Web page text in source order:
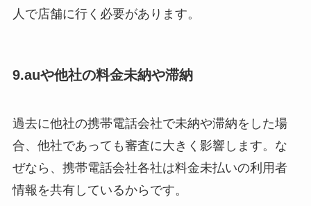
人で店舗に行く必要があります。
9.auや他社の料金未納や滞納
過去に他社の携帯電話会社で未納や滞納をした場
合、他社であっても審査に大きく影響します。な
ぜなら、 携帯電話会社各社は料金未払いの利用者
情報を共有しているからです。